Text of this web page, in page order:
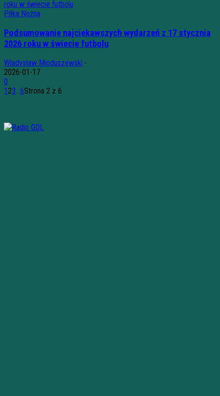
Piłka Nożna
Podsumowanie najciekawszych wydarzeń z 17 stycznia
2026 roku w świecie futbolu
Władysław Mioduszewski -
2026-01-17
0
123...6Strona 2 z 6